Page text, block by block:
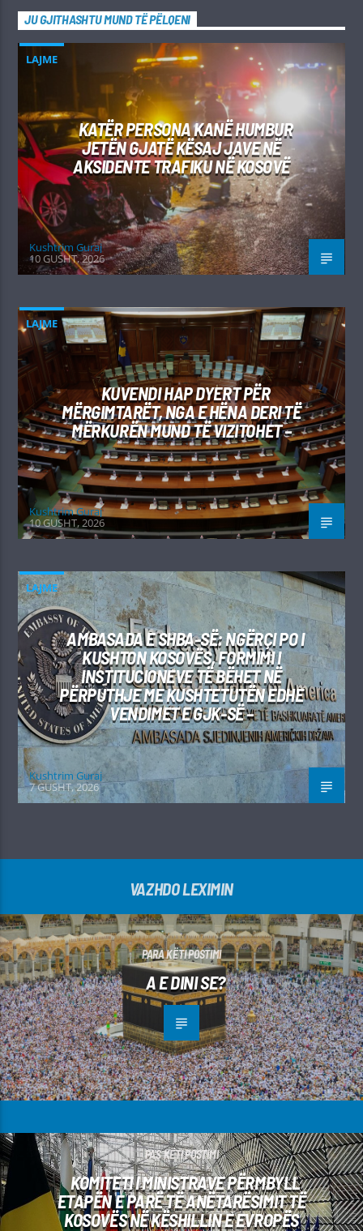
JU GJITHASHTU MUND TË PËLQENI
LAJME
KATËR PERSONA KANË HUMBUR
JETËN GJATË KËSAJ JAVE NË
AKSIDENTE TRAFIKU NË KOSOVË
Kushtrim Guraj
10 GUSHT, 2026
LAJME
KUVENDI HAP DYERT PËR
MËRGIMTARËT, NGA E HËNA DERI TË
MËRKURËN MUND TË VIZITOHET –
Kushtrim Guraj
10 GUSHT, 2026
LAJME
AMBASADA E SHBA-SË: NGËRÇI PO I
KUSHTON KOSOVËS, FORMIMI I
INSTITUCIONEVE TË BËHET NË
PËRPUTHJE ME KUSHTETUTËN EDHE
VENDIMET E GJK-SË –
Kushtrim Guraj
7 GUSHT, 2026
VAZHDO LEXIMIN
PARA KËTI POSTIMI
A E DINI SE?
PAS KËTI POSTIMI
KOMITETI I MINISTRAVE PËRMBYLL
ETAPËN E PARË TË ANËTARËSIMIT TË
KOSOVËS NË KËSHILLIN E EVROPËS